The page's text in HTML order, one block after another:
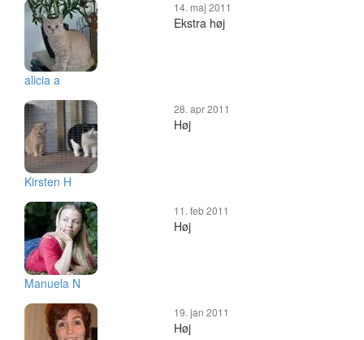
alicia a
14. maj 2011
Ekstra høj
Kirsten H
28. apr 2011
Høj
Manuela N
11. feb 2011
Høj
19. jan 2011
Høj